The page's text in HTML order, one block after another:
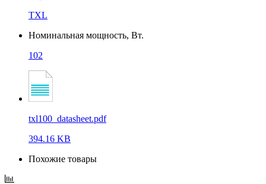
TXL
Номинальная мощность, Вт.
102
txl100_datasheet.pdf
394.16 KB
Похожие товары